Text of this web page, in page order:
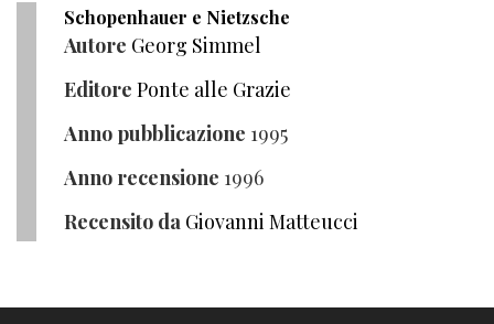
Schopenhauer e Nietzsche
Autore Georg Simmel
Editore Ponte alle Grazie
Anno pubblicazione 1995
Anno recensione 1996
Recensito da Giovanni Matteucci